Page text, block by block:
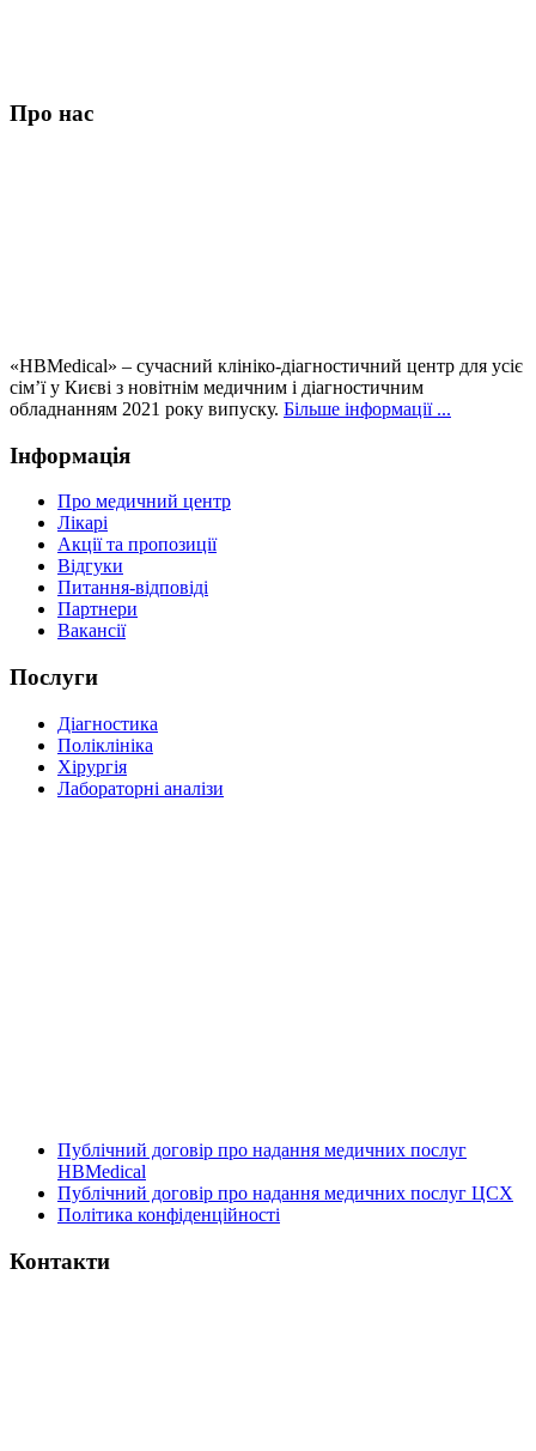
Про нас
«HBMedical» – сучасний клініко-діагностичний центр для усіє
сім’ї у Києві з новітнім медичним і діагностичним
обладнанням 2021 року випуску. Більше інформації ...
Інформація
Про медичний центр
Лікарі
Акції та пропозиції
Відгуки
Питання-відповіді
Партнери
Вакансії
Послуги
Діагностика
Поліклініка
Хірургія
Лабораторні аналізи
Публічний договір про надання медичних послуг
HBMedical
Публічний договір про надання медичних послуг ЦСХ
Політика конфіденційності
Контакти